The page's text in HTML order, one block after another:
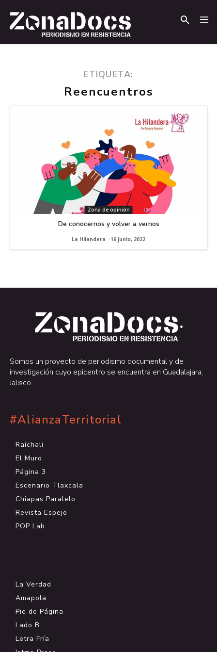
ETIQUETA:
Reencuentros
Zona de opinión
De conocernos y volver a vernos
La Hilandera - 16 junio, 2022
.
.
Somos un proyecto de periodismo documental y de
investigación cuyo epicentro se encuentra en Guadalajara,
Jalisco.
#AlianzaTerritorial
Raíchali
El Muro
Página 3
Escenario Tlaxcala
Chiapas Paralelo
Revista Espejo
POP Lab
La Verdad
Amapola
Pie de Página
Lado B
Letra Fría